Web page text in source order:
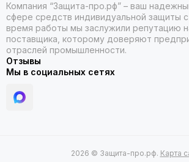
Компания “Защита-про.рф” – ваш
сфере средств индивидуальной защиты с
время работы мы заслужили репутацию
поставщика, которому доверяют
отраслей промышленности.
Отзывы
Мы в социальных сетях
2026 © Защита-про.рф. Карта